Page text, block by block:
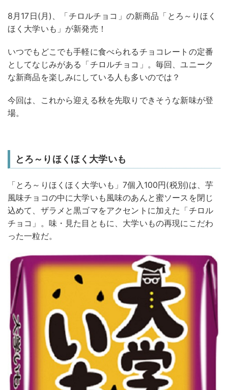
8月17日(月)、「チロルチョコ」の新商品「とろ～りほく
ほく大学いも」が新発売！
いつでもどこでも手軽に食べられるチョコレートの定番
としてなじみがある「チロルチョコ」。毎回、ユニーク
な新商品を楽しみにしている人も多いのでは？
今回は、これから迎える秋を先取りできそうな新味が登
場。
とろ～りほくほく大学いも
「とろ～りほくほく大学いも」7個入100円(税別)は、芋
風味チョコの中に大学いも風味のあんと蜜ソースを閉じ
込めて、ザラメと黒ゴマをアクセントに加えた「チロル
チョコ」。味・見た目ともに、大学いもの再現にこだわ
った一粒だ。